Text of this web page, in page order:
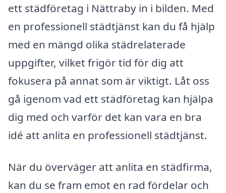
ett städföretag i Nättraby in i bilden. Med
en professionell städtjänst kan du få hjälp
med en mängd olika städrelaterade
uppgifter, vilket frigör tid för dig att
fokusera på annat som är viktigt. Låt oss
gå igenom vad ett städföretag kan hjälpa
dig med och varför det kan vara en bra
idé att anlita en professionell städtjänst.
När du överväger att anlita en städfirma,
kan du se fram emot en rad fördelar och